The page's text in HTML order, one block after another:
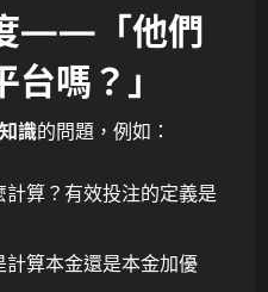
——「他們
嗎？」
識的問題，例如：
計算？有效投注的定義是
計算本金還是本金加優